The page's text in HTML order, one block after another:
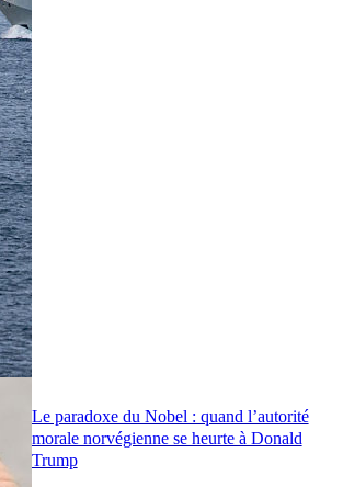
Le paradoxe du Nobel : quand l’autorité
morale norvégienne se heurte à Donald
Trump